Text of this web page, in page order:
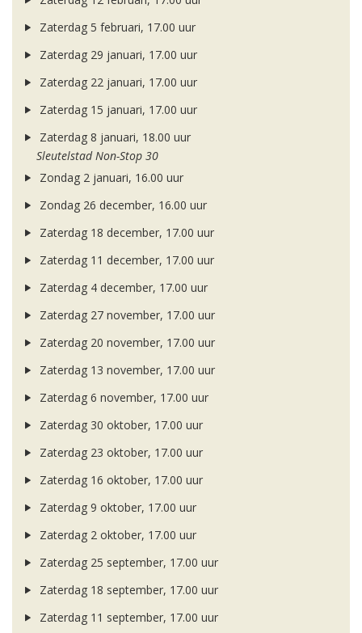
Zaterdag 5 februari, 17.00 uur
Zaterdag 29 januari, 17.00 uur
Zaterdag 22 januari, 17.00 uur
Zaterdag 15 januari, 17.00 uur
Zaterdag 8 januari, 18.00 uur
Sleutelstad Non-Stop 30
Zondag 2 januari, 16.00 uur
Zondag 26 december, 16.00 uur
Zaterdag 18 december, 17.00 uur
Zaterdag 11 december, 17.00 uur
Zaterdag 4 december, 17.00 uur
Zaterdag 27 november, 17.00 uur
Zaterdag 20 november, 17.00 uur
Zaterdag 13 november, 17.00 uur
Zaterdag 6 november, 17.00 uur
Zaterdag 30 oktober, 17.00 uur
Zaterdag 23 oktober, 17.00 uur
Zaterdag 16 oktober, 17.00 uur
Zaterdag 9 oktober, 17.00 uur
Zaterdag 2 oktober, 17.00 uur
Zaterdag 25 september, 17.00 uur
Zaterdag 18 september, 17.00 uur
Zaterdag 11 september, 17.00 uur